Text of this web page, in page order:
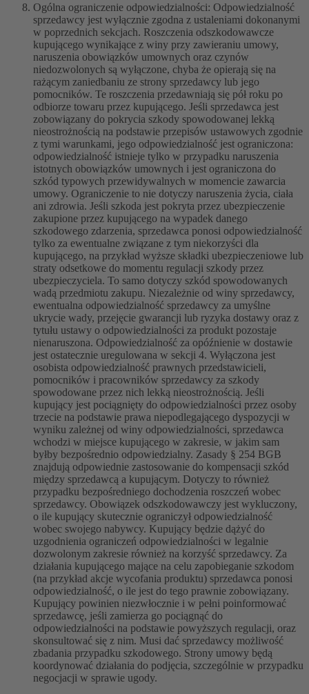
Ogólna ograniczenie odpowiedzialności: Odpowiedzialność
sprzedawcy jest wyłącznie zgodna z ustaleniami dokonanymi
w poprzednich sekcjach. Roszczenia odszkodowawcze
kupującego wynikające z winy przy zawieraniu umowy,
naruszenia obowiązków umownych oraz czynów
niedozwolonych są wyłączone, chyba że opierają się na
rażącym zaniedbaniu ze strony sprzedawcy lub jego
pomocników. Te roszczenia przedawniają się pół roku po
odbiorze towaru przez kupującego. Jeśli sprzedawca jest
zobowiązany do pokrycia szkody spowodowanej lekką
nieostrożnością na podstawie przepisów ustawowych zgodnie
z tymi warunkami, jego odpowiedzialność jest ograniczona:
odpowiedzialność istnieje tylko w przypadku naruszenia
istotnych obowiązków umownych i jest ograniczona do
szkód typowych przewidywalnych w momencie zawarcia
umowy. Ograniczenie to nie dotyczy naruszenia życia, ciała
ani zdrowia. Jeśli szkoda jest pokryta przez ubezpieczenie
zakupione przez kupującego na wypadek danego
szkodowego zdarzenia, sprzedawca ponosi odpowiedzialność
tylko za ewentualne związane z tym niekorzyści dla
kupującego, na przykład wyższe składki ubezpieczeniowe lub
straty odsetkowe do momentu regulacji szkody przez
ubezpieczyciela. To samo dotyczy szkód spowodowanych
wadą przedmiotu zakupu. Niezależnie od winy sprzedawcy,
ewentualna odpowiedzialność sprzedawcy za umyślne
ukrycie wady, przejęcie gwarancji lub ryzyka dostawy oraz z
tytułu ustawy o odpowiedzialności za produkt pozostaje
nienaruszona. Odpowiedzialność za opóźnienie w dostawie
jest ostatecznie uregulowana w sekcji 4. Wyłączona jest
osobista odpowiedzialność prawnych przedstawicieli,
pomocników i pracowników sprzedawcy za szkody
spowodowane przez nich lekką nieostrożnością. Jeśli
kupujący jest pociągnięty do odpowiedzialności przez osoby
trzecie na podstawie prawa niepodlegającego dyspozycji w
wyniku zależnej od winy odpowiedzialności, sprzedawca
wchodzi w miejsce kupującego w zakresie, w jakim sam
byłby bezpośrednio odpowiedzialny. Zasady § 254 BGB
znajdują odpowiednie zastosowanie do kompensacji szkód
między sprzedawcą a kupującym. Dotyczy to również
przypadku bezpośredniego dochodzenia roszczeń wobec
sprzedawcy. Obowiązek odszkodowawczy jest wykluczony,
o ile kupujący skutecznie ograniczył odpowiedzialność
wobec swojego nabywcy. Kupujący będzie dążyć do
uzgodnienia ograniczeń odpowiedzialności w legalnie
dozwolonym zakresie również na korzyść sprzedawcy. Za
działania kupującego mające na celu zapobieganie szkodom
(na przykład akcje wycofania produktu) sprzedawca ponosi
odpowiedzialność, o ile jest do tego prawnie zobowiązany.
Kupujący powinien niezwłocznie i w pełni poinformować
sprzedawcę, jeśli zamierza go pociągnąć do
odpowiedzialności na podstawie powyższych regulacji, oraz
skonsultować się z nim. Musi dać sprzedawcy możliwość
zbadania przypadku szkodowego. Strony umowy będą
koordynować działania do podjęcia, szczególnie w przypadku
negocjacji w sprawie ugody.